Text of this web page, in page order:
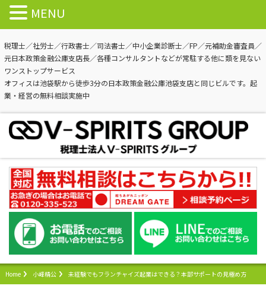
税理士／社労士／行政書士／司法書士／中小企業診断士／FP／元補助金審査員／
元日本政策金融公庫支店長／各種コンサルタントなどが常駐する他に類を見ない
ワンストップサービス
オフィスは池袋駅から徒歩3分の日本政策金融公庫池袋支店と同じビルです。起
業・経営の無料相談実施中
Home 小峰精公 未経験でもフランチャイズ起業はできる？本部サポートの見極め方
MENU